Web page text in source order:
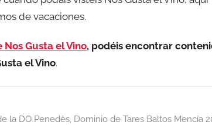
de vacaciones.
Gusta el Vino, podéis encontrar
el Vino.
la DO Penedès, Dominio de Tares Baltos Mencía